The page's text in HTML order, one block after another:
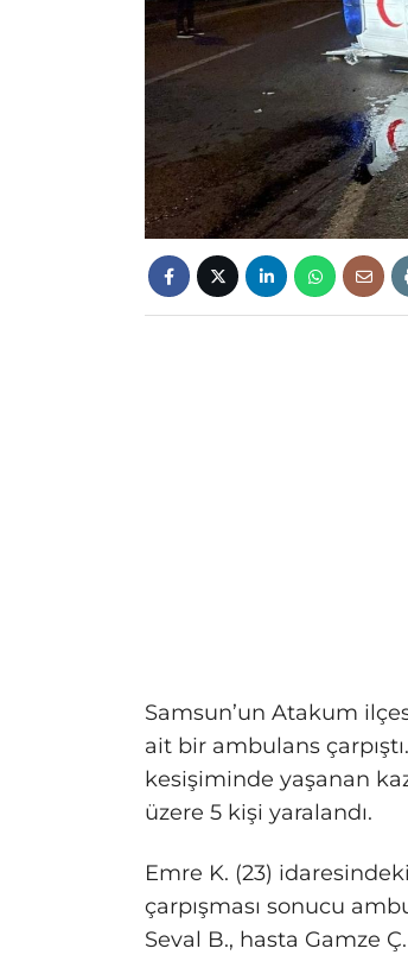
Samsun’un Atakum
ait bir ambulans
kesişiminde yaşanan
üzere 5 kişi yaralandı.
Emre K. (23)
çarpışması sonucu
Seval B., hasta Gamze